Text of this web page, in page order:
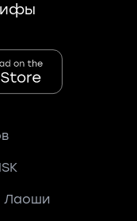
Лаоши